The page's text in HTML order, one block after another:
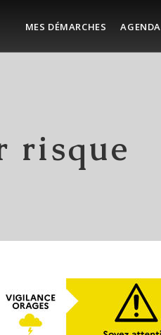
MES DÉMARCHES AGENDA
risque